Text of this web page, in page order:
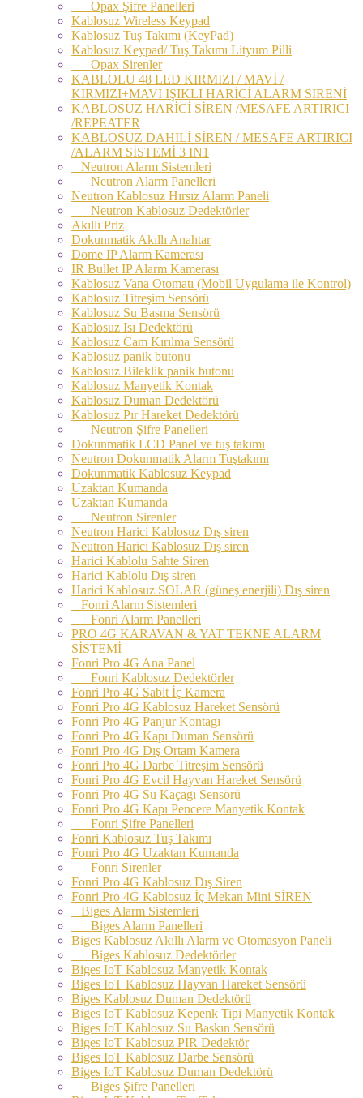
Opax Şifre Panelleri
Kablosuz Wireless Keypad
Kablosuz Tuş Takımı (KeyPad)
Kablosuz Keypad/ Tuş Takımı Lityum Pilli
Opax Sirenler
KABLOLU 48 LED KIRMIZI / MAVİ /
KIRMIZI+MAVİ IŞIKLI HARİCİ ALARM SİRENİ
KABLOSUZ HARİCİ SİREN /MESAFE ARTIRICI
/REPEATER
KABLOSUZ DAHILİ SİREN / MESAFE ARTIRICI
/ALARM SİSTEMİ 3 IN1
Neutron Alarm Sistemleri
Neutron Alarm Panelleri
Neutron Kablosuz Hırsız Alarm Paneli
Neutron Kablosuz Dedektörler
Akıllı Priz
Dokunmatik Akıllı Anahtar
Dome IP Alarm Kamerası
IR Bullet IP Alarm Kamerası
Kablosuz Vana Otomatı (Mobil Uygulama ile Kontrol)
Kablosuz Titreşim Sensörü
Kablosuz Su Basma Sensörü
Kablosuz Isı Dedektörü
Kablosuz Cam Kırılma Sensörü
Kablosuz panik butonu
Kablosuz Bileklik panik butonu
Kablosuz Manyetik Kontak
Kablosuz Duman Dedektörü
Kablosuz Pır Hareket Dedektörü
Neutron Şifre Panelleri
Dokunmatik LCD Panel ve tuş takımı
Neutron Dokunmatik Alarm Tuştakımı
Dokunmatik Kablosuz Keypad
Uzaktan Kumanda
Uzaktan Kumanda
Neutron Sirenler
Neutron Harici Kablosuz Dış siren
Neutron Harici Kablosuz Dış siren
Harici Kablolu Sahte Siren
Harici Kablolu Dış siren
Harici Kablosuz SOLAR (güneş enerjili) Dış siren
Fonri Alarm Sistemleri
Fonri Alarm Panelleri
PRO 4G KARAVAN & YAT TEKNE ALARM
SİSTEMİ
Fonri Pro 4G Ana Panel
Fonri Kablosuz Dedektörler
Fonri Pro 4G Sabit İç Kamera
Fonri Pro 4G Kablosuz Hareket Sensörü
Fonri Pro 4G Panjur Kontagı
Fonri Pro 4G Kapı Duman Sensörü
Fonri Pro 4G Dış Ortam Kamera
Fonri Pro 4G Darbe Titreşim Sensörü
Fonri Pro 4G Evcil Hayvan Hareket Sensörü
Fonri Pro 4G Su Kaçagı Sensörü
Fonri Pro 4G Kapı Pencere Manyetik Kontak
Fonri Şifre Panelleri
Fonri Kablosuz Tuş Takımı
Fonri Pro 4G Uzaktan Kumanda
Fonri Sirenler
Fonri Pro 4G Kablosuz Dış Siren
Fonri Pro 4G Kablosuz İç Mekan Mini SİREN
Biges Alarm Sistemleri
Biges Alarm Panelleri
Biges Kablosuz Akıllı Alarm ve Otomasyon Paneli
Biges Kablosuz Dedektörler
Biges IoT Kablosuz Manyetik Kontak
Biges IoT Kablosuz Hayvan Hareket Sensörü
Biges Kablosuz Duman Dedektörü
Biges IoT Kablosuz Kepenk Tipi Manyetik Kontak
Biges IoT Kablosuz Su Baskın Sensörü
Biges IoT Kablosuz PIR Dedektör
Biges IoT Kablosuz Darbe Sensörü
Biges IoT Kablosuz Duman Dedektörü
Biges Şifre Panelleri